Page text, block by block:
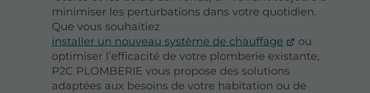
minimiser les perturbations dans votre quotidien.
Que vous souhaitiez
installer un nouveau système de chauffage
ou
optimiser l’efficacité de votre plomberie existante,
P2C PLOMBERIE vous propose des solutions
adaptées aux besoins de votre habitation ou de